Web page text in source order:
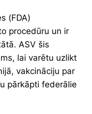
(FDA)
procedūru un ir
ASV šis
lai varētu uzlikt
vakcināciju par
pārkāpti federālie